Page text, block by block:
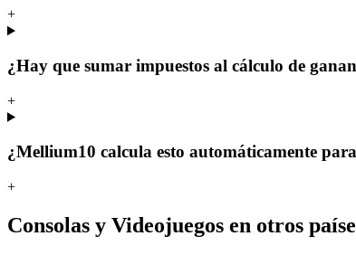
+
¿Hay que sumar impuestos al cálculo de
+
¿Mellium10 calcula esto automáticamente
+
Consolas y Videojuegos en otros